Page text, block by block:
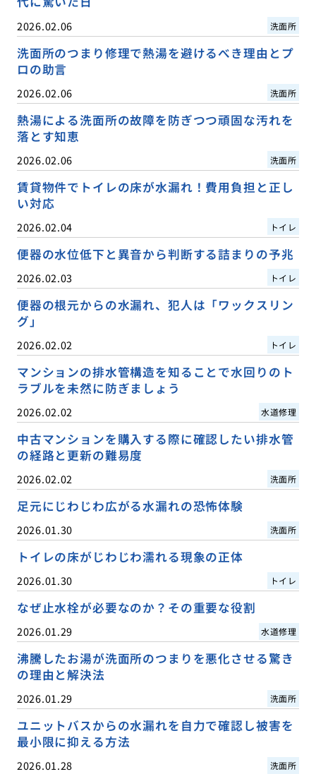
2026.02.06 洗面所
洗面所のつまり修理で熱湯を避けるべき理由とプ
ロの助言
2026.02.06 洗面所
熱湯による洗面所の故障を防ぎつつ頑固な汚れを
落とす知恵
2026.02.06 洗面所
賃貸物件でトイレの床が水漏れ！費用負担と正し
い対応
2026.02.04 トイレ
便器の水位低下と異音から判断する詰まりの予兆
2026.02.03 トイレ
便器の根元からの水漏れ、犯人は「ワックスリン
グ」
2026.02.02 トイレ
マンションの排水管構造を知ることで水回りのト
ラブルを未然に防ぎましょう
2026.02.02 水道修理
中古マンションを購入する際に確認したい排水管
の経路と更新の難易度
2026.02.02 洗面所
足元にじわじわ広がる水漏れの恐怖体験
2026.01.30 洗面所
トイレの床がじわじわ濡れる現象の正体
2026.01.30 トイレ
なぜ止水栓が必要なのか？その重要な役割
2026.01.29 水道修理
沸騰したお湯が洗面所のつまりを悪化させる驚き
の理由と解決法
2026.01.29 洗面所
ユニットバスからの水漏れを自力で確認し被害を
最小限に抑える方法
2026.01.28 洗面所